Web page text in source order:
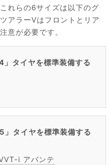
れらの6サイズは以下のグ
アラーVはフロントとリア
意が必要です。
タイヤを標準装備する
タイヤを標準装備する
i アバンテ